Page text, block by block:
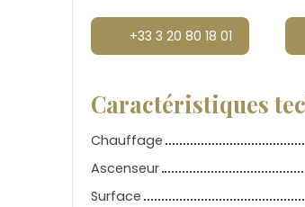
+33 3 20 80 18 01
Caractéristiques
Chauffage
Ascenseur
Surface